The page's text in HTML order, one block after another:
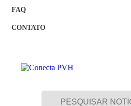
FAQ
CONTATO